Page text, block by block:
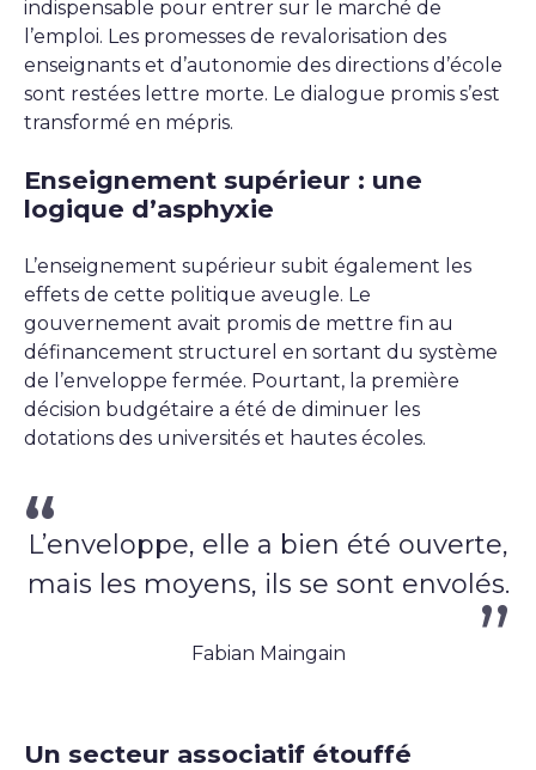
indispensable pour entrer sur le marché de
l’emploi. Les promesses de revalorisation des
enseignants et d’autonomie des directions d’école
sont restées lettre morte. Le dialogue promis s’est
transformé en mépris.
Enseignement supérieur : une
logique d’asphyxie
L’enseignement supérieur subit également les
effets de cette politique aveugle. Le
gouvernement avait promis de mettre fin au
définancement structurel en sortant du système
de l’enveloppe fermée. Pourtant, la première
décision budgétaire a été de diminuer les
dotations des universités et hautes écoles.
L’enveloppe, elle a bien été ouverte,
mais les moyens, ils se sont envolés.
Fabian Maingain
Un secteur associatif étouffé